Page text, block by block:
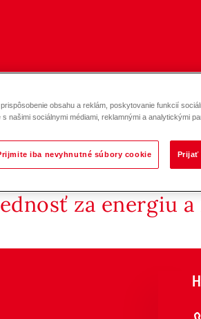
- 42-10
za energiu
obsahu a reklám, poskytovanie funkcií
sociálnymi médiami, reklamnými a analytickými
iba nevyhnutné súbory cookie Prijať